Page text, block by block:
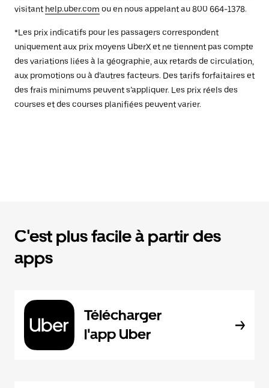
visitant help.uber.com ou en nous appelant au 800 664-1378.
*Les prix indicatifs pour les passagers correspondent
uniquement aux prix moyens UberX et ne tiennent pas compte
des variations liées à la géographie, aux retards de circulation,
aux promotions ou à d’autres facteurs. Des tarifs forfaitaires et
des frais minimums peuvent s’appliquer. Les prix réels des
courses et des courses planifiées peuvent varier.
C'est plus facile à partir des
apps
Télécharger
l'app Uber